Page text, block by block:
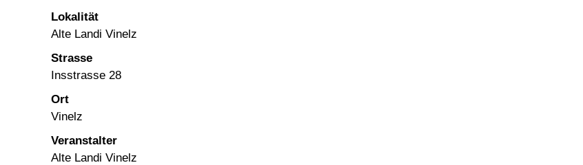
Lokalität
Alte Landi Vinelz
Strasse
Insstrasse 28
Ort
Vinelz
Veranstalter
Alte Landi Vinelz